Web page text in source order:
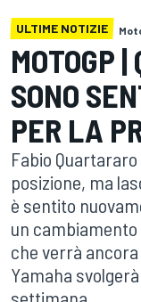
ULTIME NOTIZIE
MOTOGP
SONO
PER LA
Fabio
posizione, ma
è sentito
un
che verrà ancora
Yamaha